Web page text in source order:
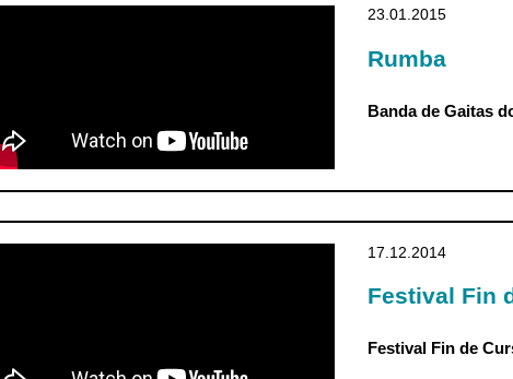
Banda de Gaitas do
23.01.2015
Rumba
Banda de Gaitas
Escolas Padroado da 17.12.2014
Festival Fin
Festival Fin de